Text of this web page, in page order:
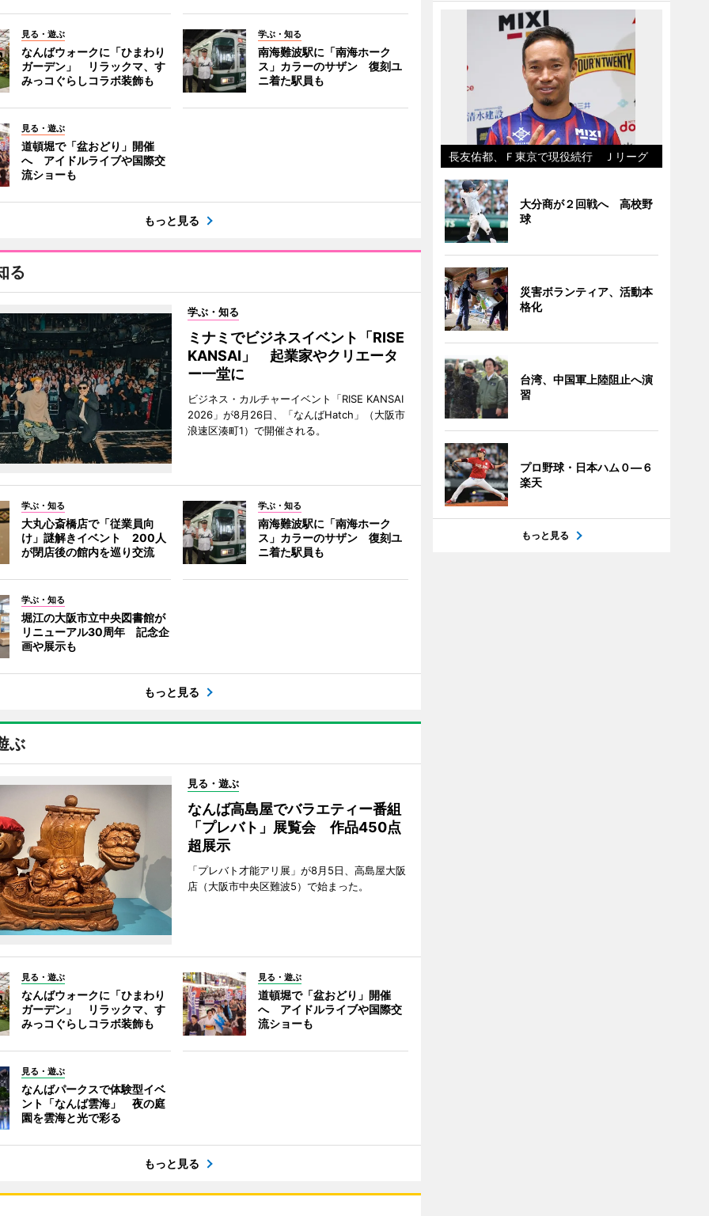
見る・遊ぶ
なんばウォークに「ひまわり
ガーデン」 リラックマ、す
みっコぐらしコラボ装飾も
学ぶ・知る
南海難波駅に「南海ホーク
ス」カラーのサザン 復刻ユ
ニ着た駅員も
見る・遊ぶ
道頓堀で「盆おどり」開催
へ アイドルライブや国際交
流ショーも
もっと見る
る
学ぶ・知る
ミナミでビジネスイベント「RISE
KANSAI」 起業家やクリエータ
ー一堂に
ビジネス・カルチャーイベント「RISE KANSAI
2026」が8月26日、「なんばHatch」（大阪市
浪速区湊町1）で開催される。
学ぶ・知る
大丸心斎橋店で「従業員向
け」謎解きイベント 200人
が閉店後の館内を巡り交流
学ぶ・知る
南海難波駅に「南海ホーク
ス」カラーのサザン 復刻ユ
ニ着た駅員も
学ぶ・知る
堀江の大阪市立中央図書館が
リニューアル30周年 記念企
画や展示も
もっと見る
ぶ
見る・遊ぶ
なんば高島屋でバラエティー番組
「プレバト」展覧会 作品450点
超展示
「プレバト才能アリ展」が8月5日、高島屋大阪
店（大阪市中央区難波5）で始まった。
見る・遊ぶ
なんばウォークに「ひまわり
ガーデン」 リラックマ、す
みっコぐらしコラボ装飾も
見る・遊ぶ
道頓堀で「盆おどり」開催
へ アイドルライブや国際交
流ショーも
見る・遊ぶ
なんばパークスで体験型イベ
ント「なんば雲海」 夜の庭
園を雲海と光で彩る
もっと見る
長友佑都、Ｆ東京で現役続行 Ｊリーグ
大分商が２回戦へ 高校野
球
災害ボランティア、活動本
格化
台湾、中国軍上陸阻止へ演
習
プロ野球・日本ハム０―６
楽天
もっと見る